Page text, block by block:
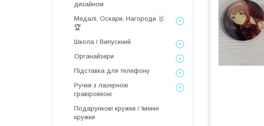
дизайном
Медалі, Оскари, Нагороди 🥇
🏆
Школа / Випускний
Органайзери
Підставка для телефону
Ручки з лазерною
гравіровкою
Подарункові кружки / Іменні
кружки